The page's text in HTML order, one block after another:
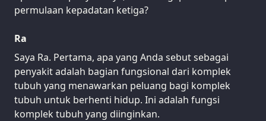
permulaan kepadatan ketiga?
Ra
Saya Ra. Pertama, apa yang Anda sebut sebagai
penyakit adalah bagian fungsional dari komplek
tubuh yang menawarkan peluang bagi komplek
tubuh untuk berhenti hidup. Ini adalah fungsi
komplek tubuh yang diinginkan.